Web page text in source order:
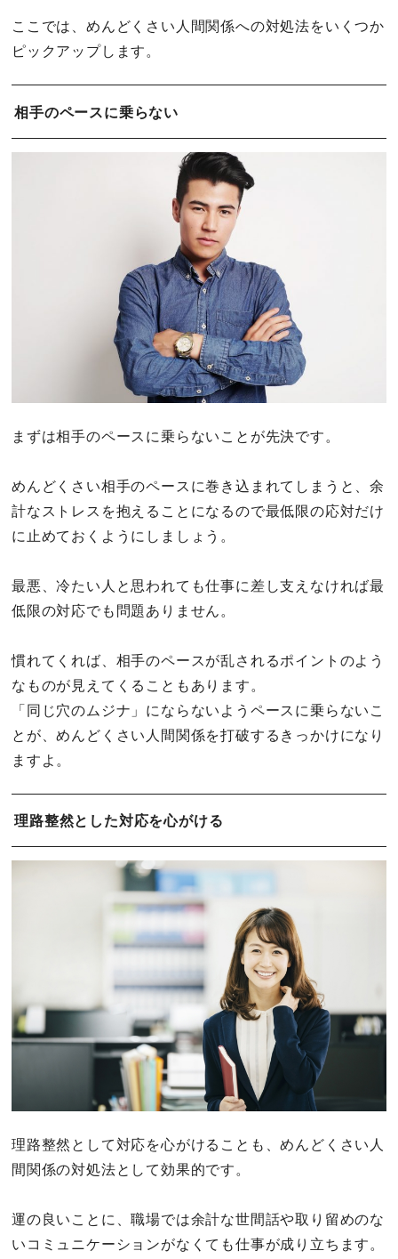
ここでは、めんどくさい人間関係への対処法をいくつか
ピックアップします。
相手のペースに乗らない
まずは相手のペースに乗らないことが先決です。
めんどくさい相手のペースに巻き込まれてしまうと、余
計なストレスを抱えることになるので最低限の応対だけ
に止めておくようにしましょう。
最悪、冷たい人と思われても仕事に差し支えなければ最
低限の対応でも問題ありません。
慣れてくれば、相手のペースが乱されるポイントのよう
なものが見えてくることもあります。
「同じ穴のムジナ」にならないようペースに乗らないこ
とが、めんどくさい人間関係を打破するきっかけになり
ますよ。
理路整然とした対応を心がける
理路整然として対応を心がけることも、めんどくさい人
間関係の対処法として効果的です。
運の良いことに、職場では余計な世間話や取り留めのな
いコミュニケーションがなくても仕事が成り立ちます。